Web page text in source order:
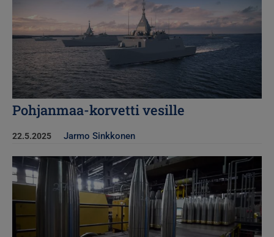
Pohjanmaa-korvetti vesille
22.5.2025 Jarmo Sinkkonen
Kuva